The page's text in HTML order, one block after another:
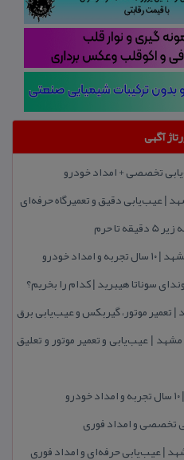
آگهی
تخصصی + امداد خودرو
| عیب‌یابی دقیق و تعمیرگاه حرفه‌ای
حرم
خودرو
سوناتا هیبرید | كدام را بخریم؟
| عیب‌یابی و تعمیر موتور و تعلیق
تخصصی و امداد فوری
عیب‌یابی حرفه‌ای و امداد فوری